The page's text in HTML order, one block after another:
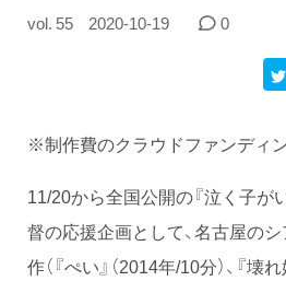
vol. 55 2020-10-19 0
※制作費のクラウドファンディ
11/20から全国公開の『泣く子が
督の応援企画として、名古屋の
作（『ぺい』（2014年/10分）、『